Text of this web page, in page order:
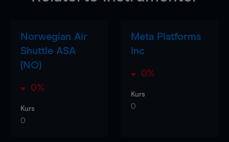
Norwegian Air
Shuttle ASA
(NO)
0%
Kurs
0
Meta Platforms
Inc
0%
Kurs
0